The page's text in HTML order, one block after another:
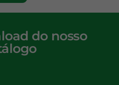
do nosso